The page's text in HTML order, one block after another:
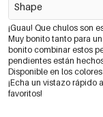
Shape
¡Guau! Que chulos son
Muy bonito tanto para
bonito combinar estos
pendientes están
Disponible en los
¡Echa un vistazo rápido
favoritos!